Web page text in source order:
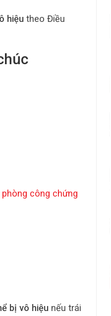
hiệutheo Điều
phòng công chứng
bị vô hiệunếu trái